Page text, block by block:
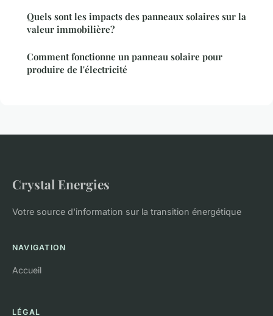
Quels sont les impacts des panneaux solaires sur la
valeur immobilière?
Comment fonctionne un panneau solaire pour
produire de l'électricité
Crystal Energies
Votre source d'information sur la transition énergétique
NAVIGATION
Accueil
LÉGAL